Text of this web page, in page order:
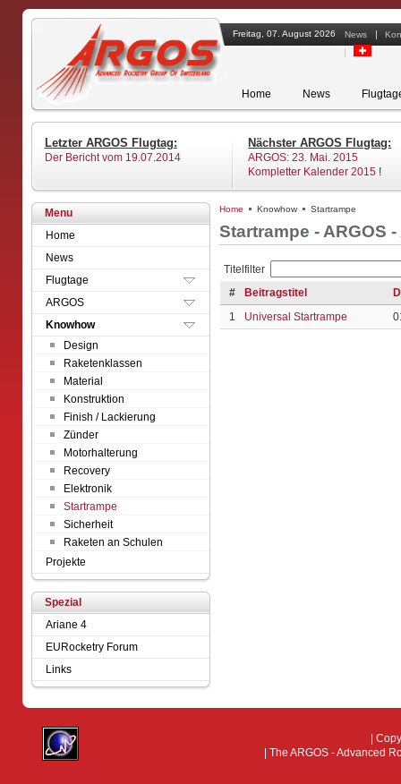
Freitag, 07. August 2026 News
Home News
Letzter ARGOS Flugtag:
Der Bericht vom 19.07.2014
Nächster ARGOS Flugtag:
ARGOS: 23. Mai. 2015
Kompletter Kalender 2015 !
Menu
Home
News
Flugtage
Alle
ALRS
Andere
Archiv
ARGOS
Mitgliedschaft
Versicherung
Formulare
Material
Knowhow
Design
Raketenklassen
Material
Konstruktion
Finish / Lackierung
Zünder
Motorhalterung
Recovery
Elektronik
Startrampe
Sicherheit
Raketen an Schulen
Projekte
Spezial
Ariane 4
EURocketry Forum
Links
Home Knowhow Startrampe
Startrampe - ARGOS
Titelfilter
#
Beitragstitel
1
Universal Startrampe
|
| The ARGOS - Advanced